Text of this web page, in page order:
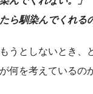
ら馴染んでくれる
うとしないとき、
何を考えているの